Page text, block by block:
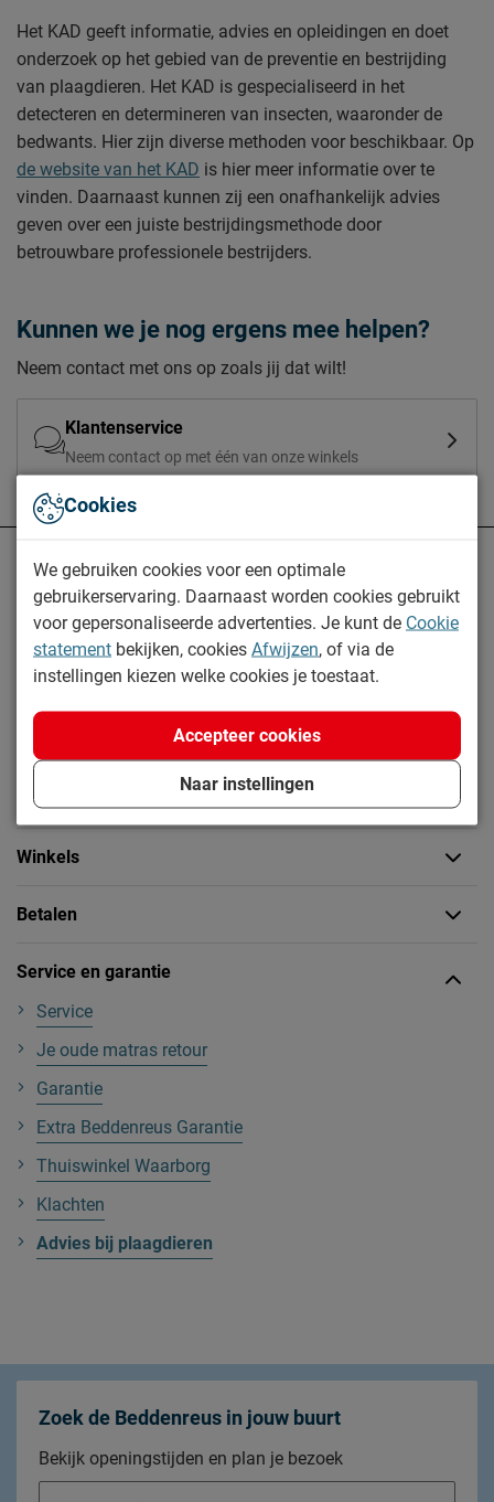
Het KAD geeft informatie, advies en opleidingen en doet
onderzoek op het gebied van de preventie en bestrijding
van plaagdieren. Het KAD is gespecialiseerd in het
detecteren en determineren van insecten, waaronder de
bedwants. Hier zijn diverse methoden voor beschikbaar. Op
de website van het KAD is hier meer informatie over te
vinden. Daarnaast kunnen zij een onafhankelijk advies
geven over een juiste bestrijdingsmethode door
betrouwbare professionele bestrijders.
Kunnen we je nog ergens mee helpen?
Neem contact met ons op zoals jij dat wilt!
Klantenservice
Neem contact op met één van onze winkels
Klantenservice
Veel gestelde vragen
Jouw bestelling
Bestellen
Winkels
Betalen
Service en garantie
Service
Je oude matras retour
Garantie
Extra Beddenreus Garantie
Thuiswinkel Waarborg
Klachten
Advies bij plaagdieren
Zoek de Beddenreus in jouw buurt
Bekijk openingstijden en plan je bezoek
Cookies
We gebruiken cookies voor een optimale
gebruikerservaring. Daarnaast worden cookies gebruikt
voor gepersonaliseerde advertenties. Je kunt de Cookie
statement bekijken, cookies Afwijzen, of via de
instellingen kiezen welke cookies je toestaat.
Naar instellingen
Accepteer cookies